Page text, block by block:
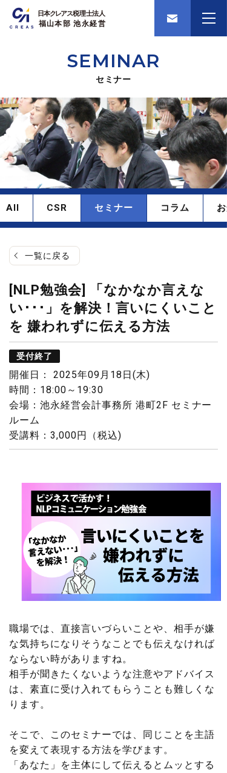
SEMINAR
セミナー
All CSR セミナー コラム
一覧に戻る
[NLP勉強会] 「なかなか言えな
い･･･」を解決！言いにくいこと
を 嫌われずに伝える方法
受付終了
開催日： 2025年09月18日(木)
時間：18:00～19:30
会場：池永経営会計事務所 港町2F セミナー
ルーム
受講料：3,000円（税込)
職場では、直接言いづらいことや、相手が嫌
な気持ちになりそうなことでも伝えなければ
ならない時がありますね。
相手が聞きたくないような注意やアドバイス
は、素直に受け入れてもらうことも難しくな
ります。
そこで、このセミナーでは、同じことを主語
を変えて表現する方法を学びます。
「あなた」を主体にして伝えるとムッとする